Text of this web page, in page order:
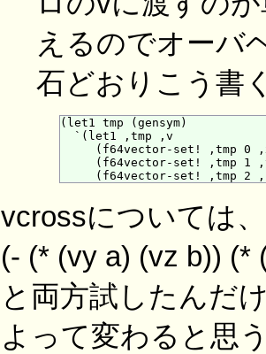
えるのでオーバ
石どおりこう書
(let1 tmp (gensym)
  `(let1 ,tmp ,v
(f64vector-set! ,tmp 0
(f64vector-set! ,tmp 1
vcrossについては
(- (* (vy a) (vz b))
と両方試したんだ
よって変わると思